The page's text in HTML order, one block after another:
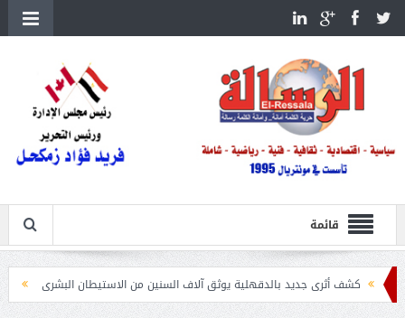
قائمة
جديد بالدقهلية يوثق آلاف السنين من الاستيطان البشرى اتحاد الكرة يطلب استضافة